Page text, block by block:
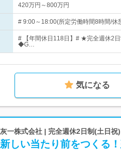
420万円～800万円
# 9:00～18:00(所定労働時間8時間/
# 【年間休日118日】# ★完全週休2
◆G…
気になる
灰一株式会社 | 完全週休2日制(土日
新しい当たり前をつくる